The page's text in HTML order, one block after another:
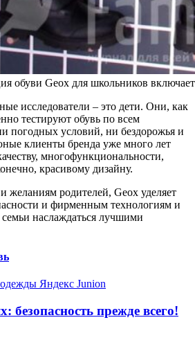
обуви Geox для школьников
исследователи – это дети. Они, как
тестируют обувь по всем
погодных условий, ни бездорожья и
клиенты бренда уже много лет
многофункциональности,
красивому дизайну.
желаниям родителей, Geox уделяет
и фирменным технологиям и
наслаждаться лучшими
безопасность прежде всего!